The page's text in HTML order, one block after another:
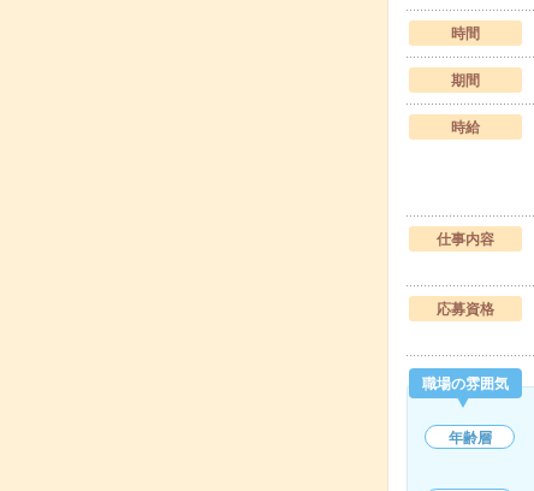
時間
期間
時給
仕事内容
応募資格
職場の雰囲気
年齢層